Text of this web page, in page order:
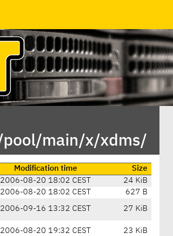
main/x/xdms/
Modification time
Size
2006-08-20 18:02 CEST
24 KiB
2006-08-20 18:02 CEST
627 B
2006-09-16 13:32 CEST 27 KiB
2006-08-20 19:32 CEST 23 KiB